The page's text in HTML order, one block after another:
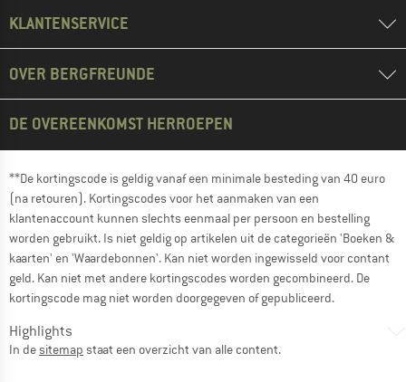
KLANTENSERVICE
OVER BERGFREUNDE
DE OVEREENKOMST HERROEPEN
**De kortingscode is geldig vanaf een minimale besteding van 40 euro
(na retouren). Kortingscodes voor het aanmaken van een
klantenaccount kunnen slechts eenmaal per persoon en bestelling
worden gebruikt. Is niet geldig op artikelen uit de categorieën 'Boeken &
kaarten' en 'Waardebonnen'. Kan niet worden ingewisseld voor contant
geld. Kan niet met andere kortingscodes worden gecombineerd. De
kortingscode mag niet worden doorgegeven of gepubliceerd.
Highlights
In desitemap staat een overzicht van alle content.